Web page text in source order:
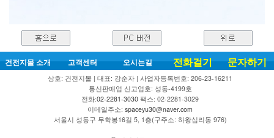
건전지몰 소개 고객센터 오시는길 전화걸기 문자하기
상호: 건전지몰 | 대표: 강순자 | 사업자등록번호: 206-23-16211
통신판매업 신고업호: 성동-4199호
전화:02-2281-3030 팩스: 02-2281-3029
이메일주소: spaceyu30@naver.com
서울시 성동구 무학봉16길 5, 1층(구주소: 하왕십리동 976)